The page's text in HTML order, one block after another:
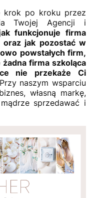
krok po kroku przez
Twojej Agencji i
ak funkcjonuje firma
oraz jak pozostać w
powstałych firm,
firma szkoląca
nie przekaże Ci
naszym wsparciu
własną markę,
sprzedawać i